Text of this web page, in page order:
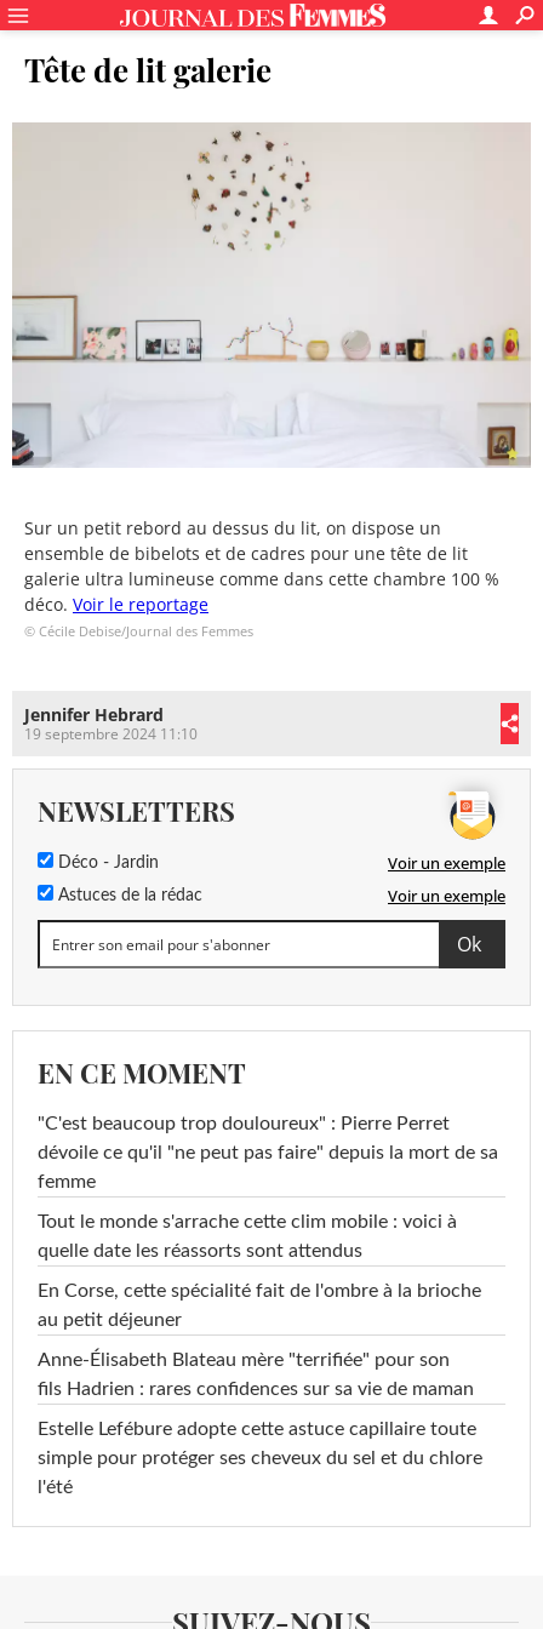
Tête de lit galerie
Sur un petit rebord au dessus du lit, on dispose un
ensemble de bibelots et de cadres pour une tête de lit
galerie ultra lumineuse comme dans cette chambre 100 %
déco. Voir le reportage
© Cécile Debise/Journal des Femmes
Jennifer Hebrard
19 septembre 2024 11:10
NEWSLETTERS
Déco - Jardin Voir un exemple
Astuces de la rédac Voir un exemple
EN CE MOMENT
"C'est beaucoup trop douloureux" : Pierre Perret
dévoile ce qu'il "ne peut pas faire" depuis la mort de sa
femme
Tout le monde s'arrache cette clim mobile : voici à
quelle date les réassorts sont attendus
En Corse, cette spécialité fait de l'ombre à la brioche
au petit déjeuner
Anne-Élisabeth Blateau mère "terrifiée" pour son
fils Hadrien : rares confidences sur sa vie de maman
Estelle Lefébure adopte cette astuce capillaire toute
simple pour protéger ses cheveux du sel et du chlore
l'été